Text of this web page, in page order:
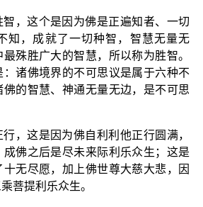
智，这个是因为佛是正遍知者、一切
知，成就了一切种智，智慧无量无
殊胜广大的智慧，所以称为胜智。
诸佛境界的不可思议是属于六种不
的智慧、神通无量无边，是不可思
，这是因为佛自利利他正行圆满，
成佛之后是尽未来际利乐众生；这是
十无尽愿，加上佛世尊大慈大悲，因
菩提利乐众生。